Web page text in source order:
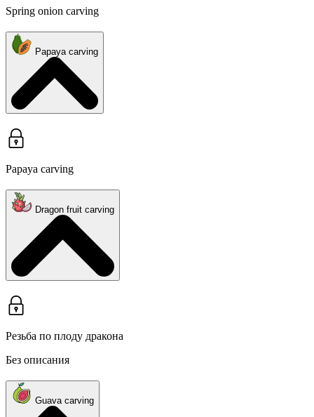
Spring onion carving
Papaya carving
Papaya carving
Dragon fruit carving
Резьба по плоду дракона
Без описания
Guava carving